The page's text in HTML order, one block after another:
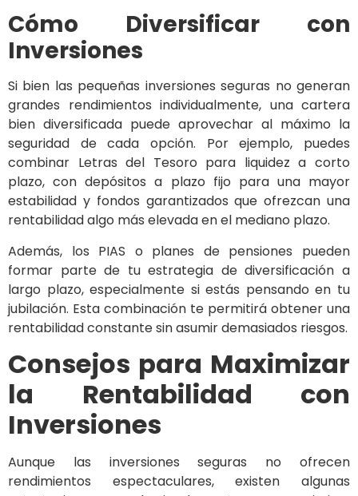
Cómo Diversificar con
Inversiones
Si bien las pequeñas inversiones seguras no generan
grandes rendimientos individualmente, una cartera
bien diversificada puede aprovechar al máximo la
seguridad de cada opción. Por ejemplo, puedes
combinar Letras del Tesoro para liquidez a corto
plazo, con depósitos a plazo fijo para una mayor
estabilidad y fondos garantizados que ofrezcan una
rentabilidad algo más elevada en el mediano plazo.
Además, los PIAS o planes de pensiones pueden
formar parte de tu estrategia de diversificación a
largo plazo, especialmente si estás pensando en tu
jubilación. Esta combinación te permitirá obtener una
rentabilidad constante sin asumir demasiados riesgos.
Consejos para Maximizar
la Rentabilidad con
Inversiones
Aunque las inversiones seguras no ofrecen
rendimientos espectaculares, existen algunas